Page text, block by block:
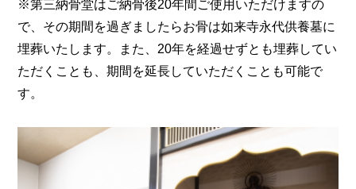
※第三納骨堂はご納骨後20年間ご使用いただけますの
で、その期間を過ぎましたらお骨は如来寺永代供養墓に
埋葬いたします。また、20年を経過せずとも埋葬してい
ただくことも、期間を延長していただくことも可能で
す。